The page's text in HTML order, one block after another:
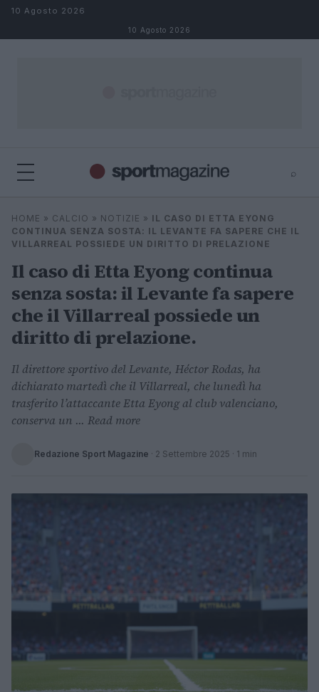
Salta al contenuto
10 Agosto 2026
10 Agosto 2026
⌕
Cerca
HOME » CALCIO » NOTIZIE » IL CASO DI ETTA EYONG
CONTINUA SENZA SOSTA: IL LEVANTE FA SAPERE CHE IL
VILLARREAL POSSIEDE UN DIRITTO DI PRELAZIONE
Il caso di Etta Eyong continua
senza sosta: il Levante fa sapere
che il Villarreal possiede un
diritto di prelazione.
Il direttore sportivo del Levante, Héctor Rodas, ha
dichiarato martedì che il Villarreal, che lunedì ha
trasferito l’attaccante Etta Eyong al club valenciano,
conserva un ... Read more
Redazione Sport Magazine · 2 Settembre 2025 · 1 min